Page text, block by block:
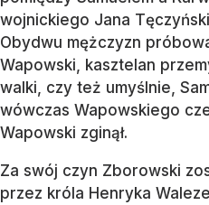
wojnickiego Jana
Obydwu mężczyzn
Wapowski, kasztelan
walki, czy też umyślnie,
wówczas Wapowskiego
Wapowski zginął.
Za swój czyn Zborowski
przez króla Henryka